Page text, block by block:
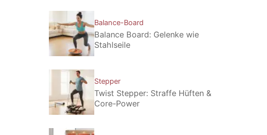
Balance-Board
Balance Board: Gelenke wie
Stahlseile
Stepper
Twist Stepper: Straffe Hüften &
Core-Power